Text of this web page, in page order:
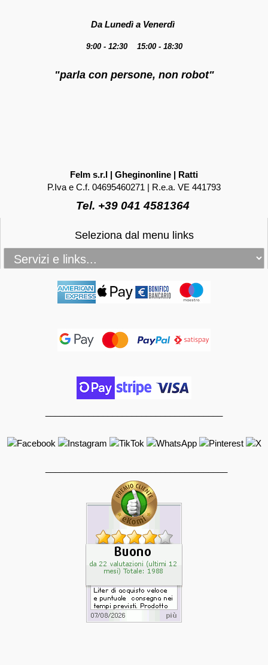
Da Lunedì a Venerdì
9:00 - 12:30 15:00 - 18:30
"parla con persone, non robot"
Felm s.r.l | Gheginonline | Ratti
P.Iva e C.f. 04695460271 | R.e.a. VE 441793
Tel. +39 041 4581364
Seleziona dal menu links